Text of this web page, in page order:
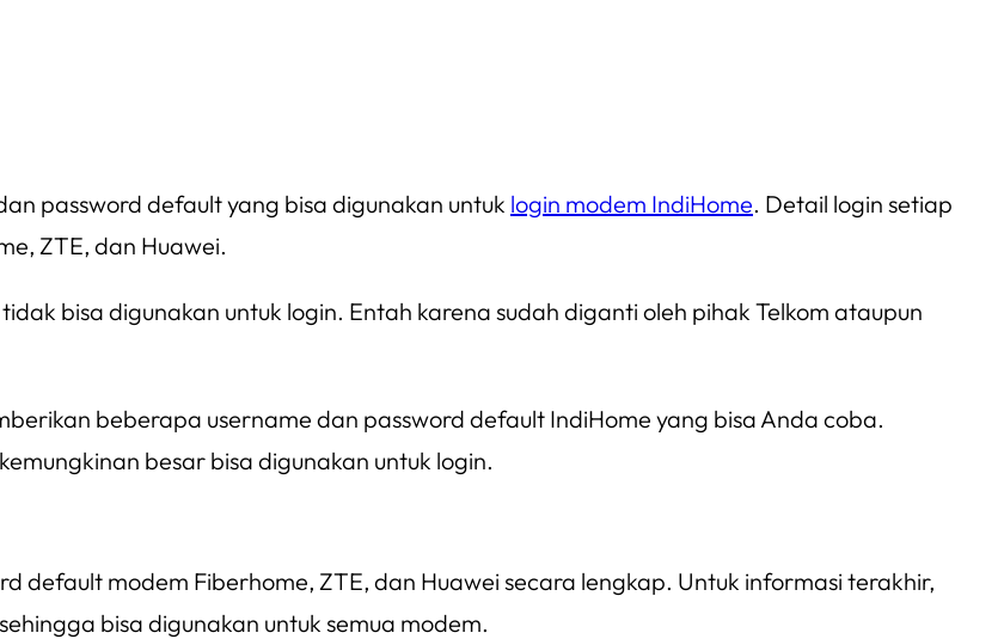
password default yang bisa digunakan untuk login modem IndiHome. Detail login setiap
ZTE, dan Huawei.
bisa digunakan untuk login. Entah karena sudah diganti oleh pihak Telkom ataupun
beberapa username dan password default IndiHome yang bisa Anda coba.
besar bisa digunakan untuk login.
default modem Fiberhome, ZTE, dan Huawei secara lengkap. Untuk informasi terakhir,
bisa digunakan untuk semua modem.